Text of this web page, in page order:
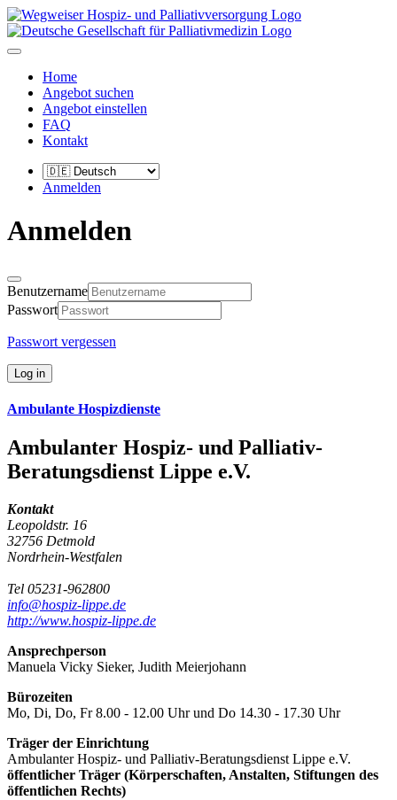
Home
Angebot suchen
Angebot einstellen
FAQ
Kontakt
Anmelden
Anmelden
Benutzername
Passwort
Passwort vergessen
Log in
Ambulante Hospizdienste
Ambulanter Hospiz- und Palliativ-
Beratungsdienst Lippe e.V.
Kontakt
Leopoldstr. 16
32756 Detmold
Nordrhein-Westfalen
Tel 05231-962800
info@hospiz-lippe.de
http://www.hospiz-lippe.de
Ansprechperson
Manuela Vicky Sieker, Judith Meierjohann
Bürozeiten
Mo, Di, Do, Fr 8.00 - 12.00 Uhr und Do 14.30 - 17.30 Uhr
Träger der Einrichtung
Ambulanter Hospiz- und Palliativ-Beratungsdienst Lippe e.V.
öffentlicher Träger (Körperschaften, Anstalten, Stiftungen des
öffentlichen Rechts)